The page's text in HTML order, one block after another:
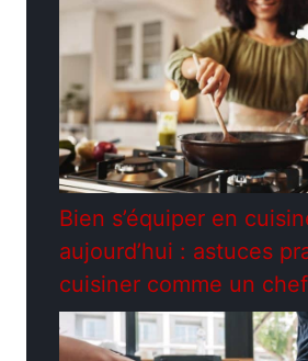
Bien s’équiper en
aujourd’hui : astuces
cuisiner comme un